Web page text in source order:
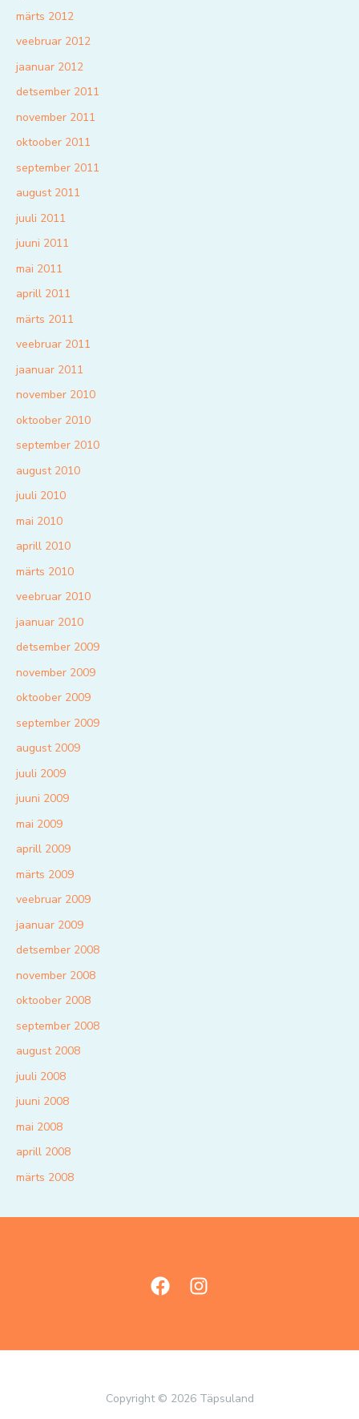
märts 2012
veebruar 2012
jaanuar 2012
detsember 2011
november 2011
oktoober 2011
september 2011
august 2011
juuli 2011
juuni 2011
mai 2011
aprill 2011
märts 2011
veebruar 2011
jaanuar 2011
november 2010
oktoober 2010
september 2010
august 2010
juuli 2010
mai 2010
aprill 2010
märts 2010
veebruar 2010
jaanuar 2010
detsember 2009
november 2009
oktoober 2009
september 2009
august 2009
juuli 2009
juuni 2009
mai 2009
aprill 2009
märts 2009
veebruar 2009
jaanuar 2009
detsember 2008
november 2008
oktoober 2008
september 2008
august 2008
juuli 2008
juuni 2008
mai 2008
aprill 2008
märts 2008
Copyright © 2026 Täpsuland